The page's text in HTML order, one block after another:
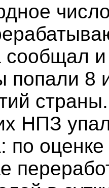
сообщал
попали 8
НПЗ
по